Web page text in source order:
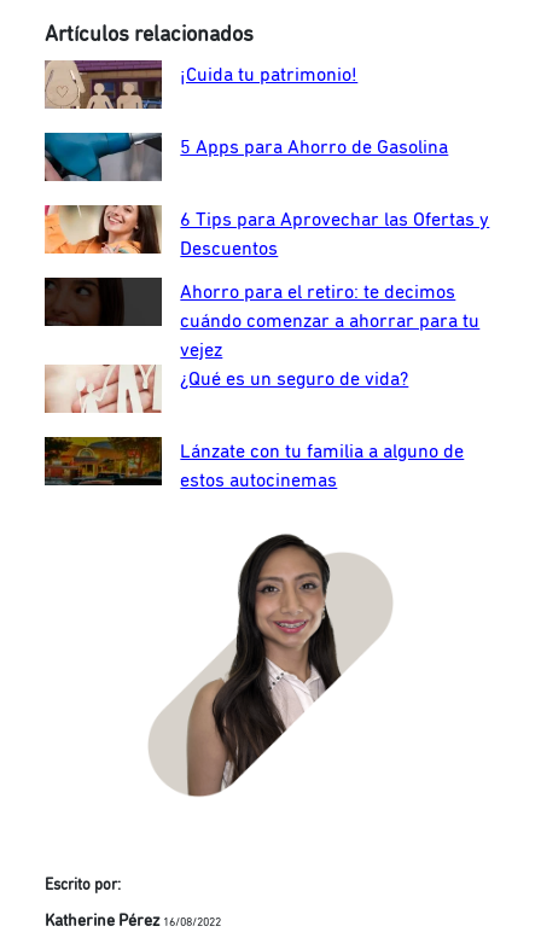
Artículos relacionados
¡Cuida tu patrimonio!
5 Apps para Ahorro de Gasolina
6 Tips para Aprovechar las Ofertas y
Descuentos
Ahorro para el retiro: te decimos
cuándo comenzar a ahorrar para tu
vejez
¿Qué es un seguro de vida?
Lánzate con tu familia a alguno de
estos autocinemas
Escrito por:
Katherine Pérez 16/08/2022